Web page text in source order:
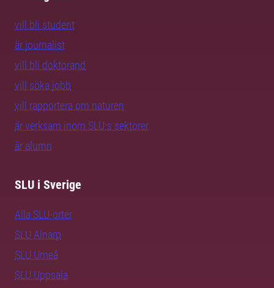
vill bli student
är journalist
vill bli doktorand
vill söka jobb
vill rapportera om naturen
är verksam inom SLU:s sektorer
är alumn
SLU i Sverige
Alla SLU-orter
SLU Alnarp
SLU Umeå
SLU Uppsala